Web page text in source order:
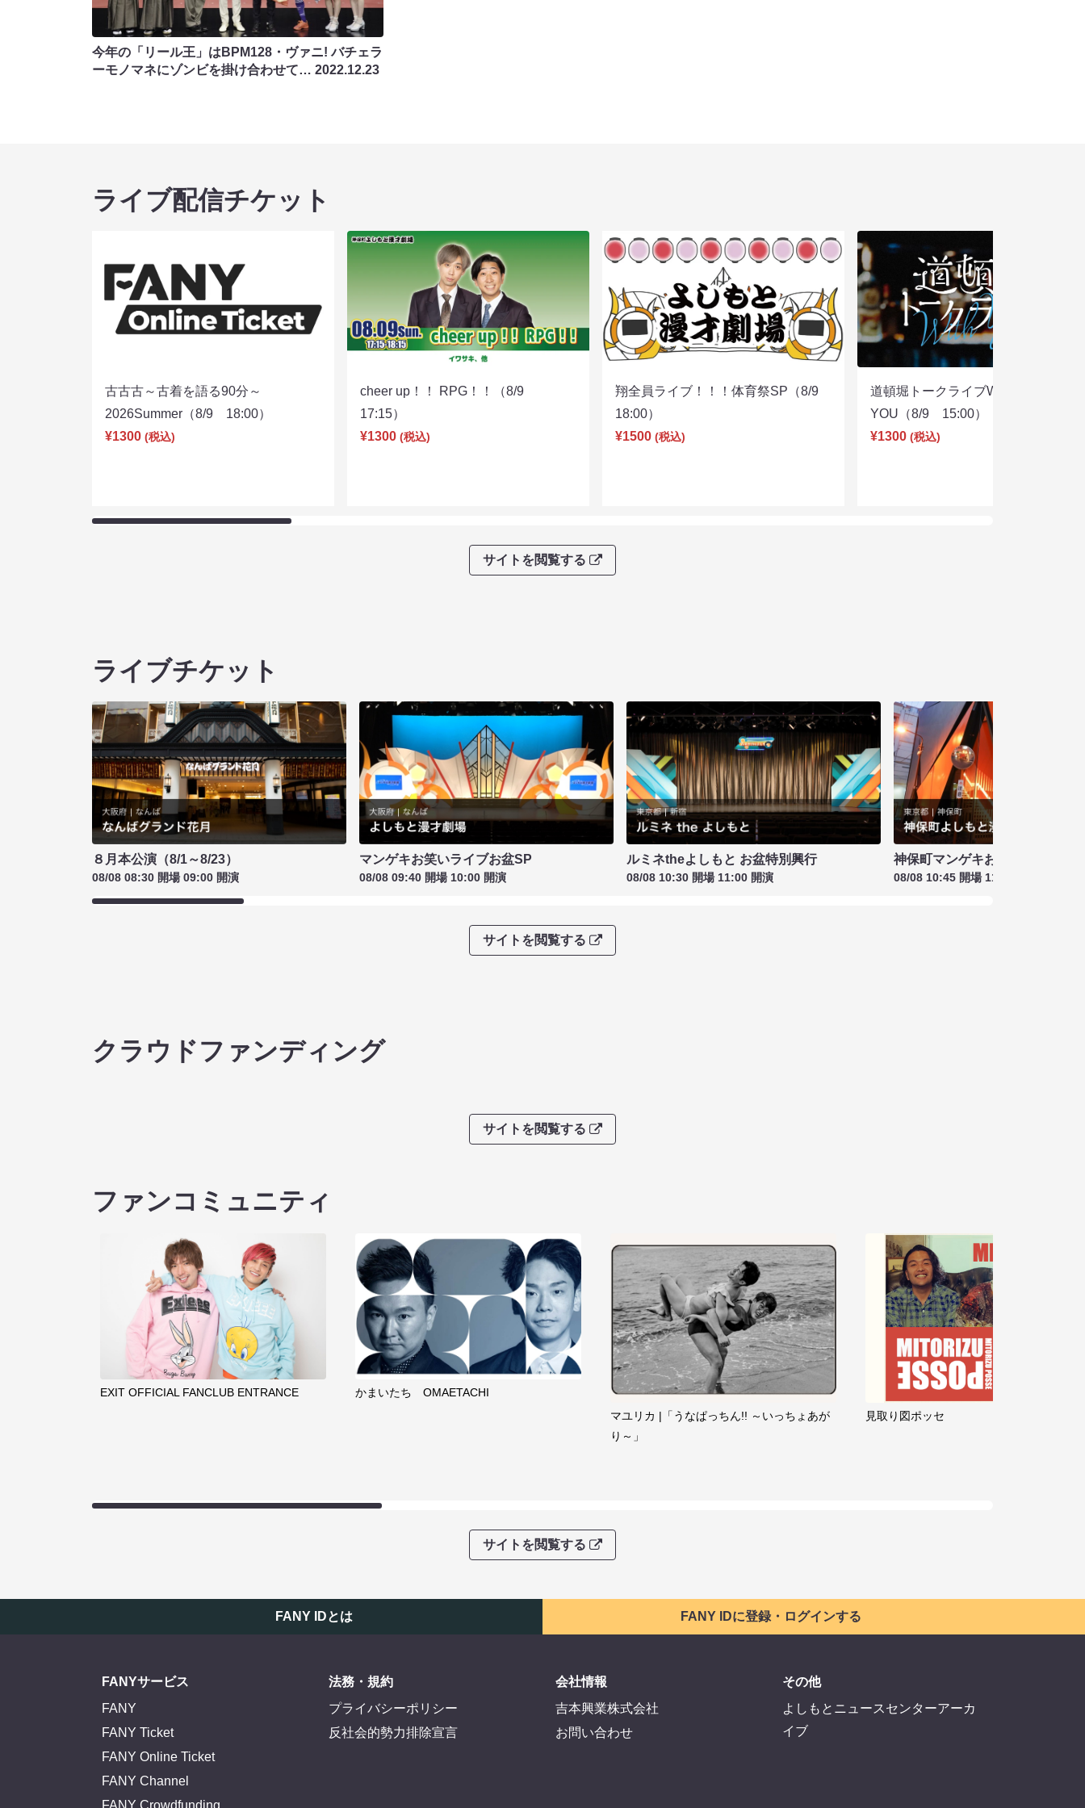
今年の「リール王」はBPM128・ヴァニ! バチェラ
ーモノマネにゾンビを掛け合わせて… 2022.12.23
ライブ配信チケット
古古古～古着を語る90分～
2026Summer（8/9 18:00）
¥1300 (税込)
cheer up！！ RPG！！（8/9
17:15）
¥1300 (税込)
翔全員ライブ！！！体育祭SP（8/9
18:00）
¥1500 (税込)
道頓堀トークライブWITH
YOU（8/9 15:00）
¥1300 (税込)
サイトを閲覧する
ライブチケット
８月本公演（8/1～8/23）
08/08 08:30 開場 09:00 開演
マンゲキお笑いライブお盆SP
08/08 09:40 開場 10:00 開演
ルミネtheよしもと お盆特別興行
08/08 10:30 開場 11:00 開演
神保町マンゲキお笑いライブ お
08/08 10:45 開場 11:00 開演
サイトを閲覧する
クラウドファンディング
サイトを閲覧する
ファンコミュニティ
EXIT OFFICIAL FANCLUB ENTRANCE
かまいたち OMAETACHI
マユリカ |「うなぱっちん!! ～いっちょあが
り～」
見取り図ポッセ
サイトを閲覧する
FANY IDとは FANY IDに登録・ログインする
FANYサービス
FANY
FANY Ticket
FANY Online Ticket
FANY Channel
法務・規約
プライバシーポリシー
反社会的勢力排除宣言
会社情報
吉本興業株式会社
お問い合わせ
その他
よしもとニュースセンターアーカ
イブ